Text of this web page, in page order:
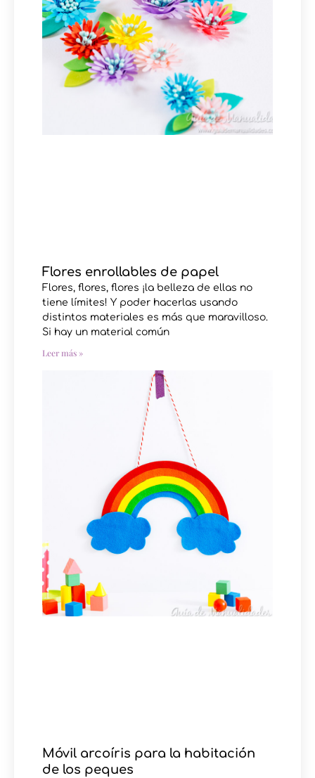
Flores enrollables de papel
Flores, flores, flores ¡la belleza de ellas no
tiene límites! Y poder hacerlas usando
distintos materiales es más que maravilloso.
Si hay un material común
Leer más »
Móvil arcoíris para la habitación
de los peques